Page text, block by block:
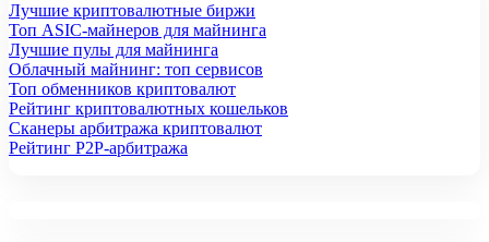
Лучшие криптовалютные биржи
Топ ASIC-майнеров для майнинга
Лучшие пулы для майнинга
Облачный майнинг: топ сервисов
Топ обменников криптовалют
Рейтинг криптовалютных кошельков
Сканеры арбитража криптовалют
Рейтинг P2P-арбитража